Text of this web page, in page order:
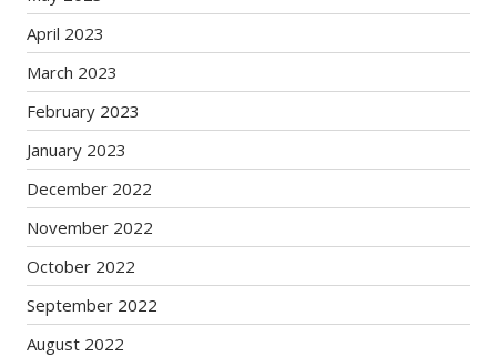
April 2023
March 2023
February 2023
January 2023
December 2022
November 2022
October 2022
September 2022
August 2022